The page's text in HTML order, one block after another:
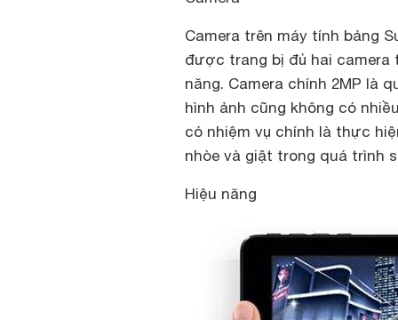
Camera trên máy tính bảng
được trang bị đủ hai
năng. Camera chính 2MP là
hình ảnh cũng không có
có nhiệm vụ chính là thực
nhòe và giật trong quá trình
Hiệu năng